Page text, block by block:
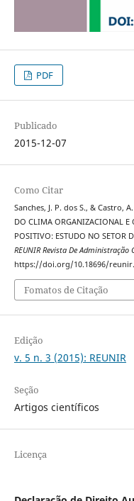
PDF
Publicado
2015-12-07
Como Citar
Sanches, J. P. dos S., & Castro,
DO CLIMA ORGANIZACIONAL
POSITIVO: ESTUDO NO SETOR
REUNIR Revista De
https://doi.org/10.18696/
Fomatos de Citação
Edição
v. 5 n. 3 (2015): REUNIR
Seção
Artigos científicos
Licença